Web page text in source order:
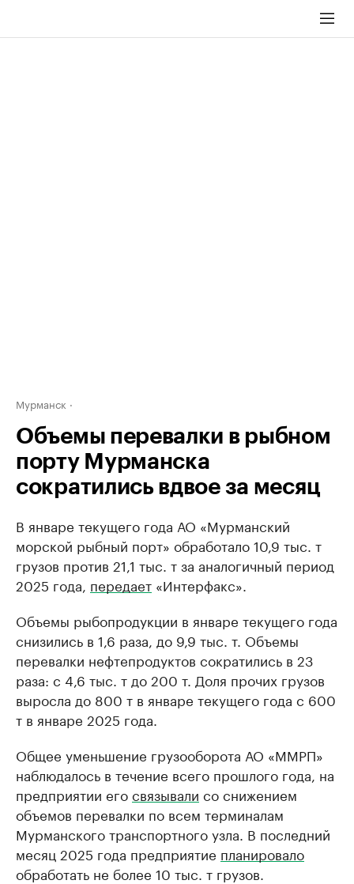
Мурманск
Объемы перевалки в рыбном
порту Мурманска
сократились вдвое за месяц
В январе текущего года АО «Мурманский
морской рыбный порт» обработало 10,9 тыс. т
грузов против 21,1 тыс. т за аналогичный период
2025 года, передает «Интерфакс».
Объемы рыбопродукции в январе текущего года
снизились в 1,6 раза, до 9,9 тыс. т. Объемы
перевалки нефтепродуктов сократились в 23
раза: с 4,6 тыс. т до 200 т. Доля прочих грузов
выросла до 800 т в январе текущего года с 600
т в январе 2025 года.
Общее уменьшение грузооборота АО «ММРП»
наблюдалось в течение всего прошлого года, на
предприятии егосвязывали со снижением
объемов перевалки по всем терминалам
Мурманского транспортного узла. В последний
месяц 2025 года предприятие планировало
обработать не более 10 тыс. т грузов.